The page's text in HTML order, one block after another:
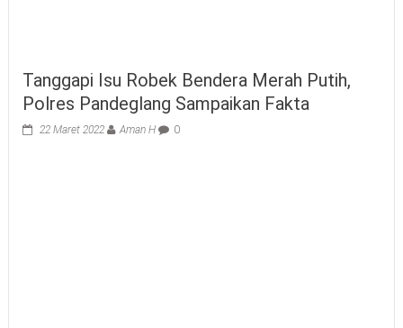
Tanggapi Isu Robek Bendera Merah Putih,
Polres Pandeglang Sampaikan Fakta
22 Maret 2022 Aman H 0